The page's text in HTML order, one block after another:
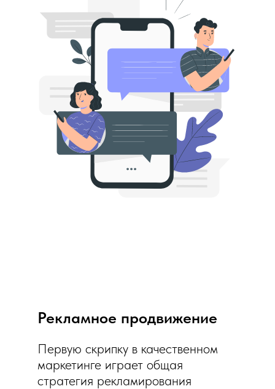
Рекламное продвижение
Первую скрипку в качественном
маркетинге играет общая
стратегия рекламирования